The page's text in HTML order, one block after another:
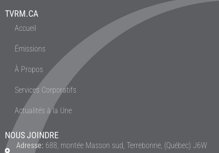
TVRM.CA
Accueil
Émissions
À Propos
Services Corporatifs
Actualités à la Une
NOUS JOINDRE
Adresse: 688, montée Masson sud, Terrebonne, (Québec) J6W